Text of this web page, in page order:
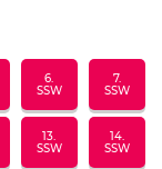
6.
SSW
7.
SSW
13.
SSW
14.
SSW